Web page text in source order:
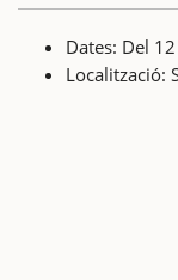
Dates: Del
Localització: